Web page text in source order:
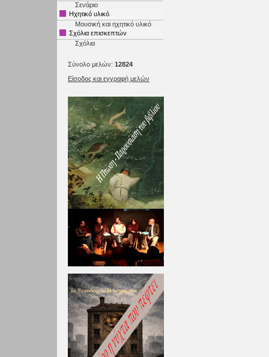
Σενάριο
Ηχητικό υλικό
Μουσική και ηχητικό υλικό
Σχόλια επισκεπτών
Σχόλια
Σύνολο μελών: 12824
Είσοδος και εγγραφή μελών